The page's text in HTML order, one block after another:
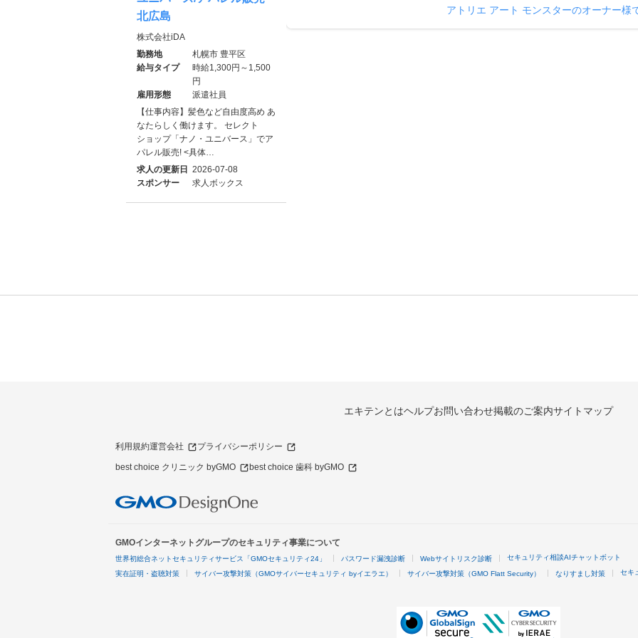
アトリエ アート モンスターのオーナー様
北広島
株式会社iDA
勤務地
札幌市 豊平区
給与タイプ
時給1,300円～1,500
円
雇用形態
派遣社員
【仕事内容】髪色など自由度高め あ
なたらしく働けます。 セレクト
ショップ「ナノ・ユニバース」でア
パレル販売! <具体…
求人の更新日
2026-07-08
スポンサー
求人ボックス
エキテンとはヘルプお問い合わせ掲載のご案内サイトマップ
利用規約運営会社 プライバシーポリシー
best choice クリニック byGMO best choice 歯科 byGMO
GMOインターネットグループのセキュリティ事業について
世界初総合ネットセキュリティサービス「GMOセキュリティ24」 パスワード漏洩診断 Webサイトリスク診断 セキュリティ相談AIチャットボット
実在証明・盗聴対策 サイバー攻撃対策（GMOサイバーセキュリティ byイエラエ） サイバー攻撃対策（GMO Flatt Security） なりすまし対策 セキ